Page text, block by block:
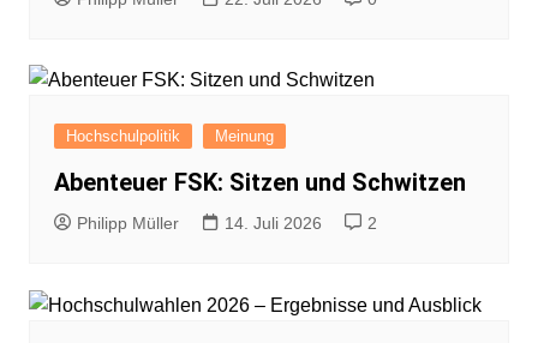
Hochschulpolitik Meinung
Abenteuer FSK: Sitzen und Schwitzen
Philipp Müller 14. Juli 2026 2